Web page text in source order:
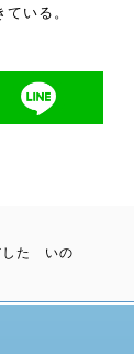
いる。
た いの